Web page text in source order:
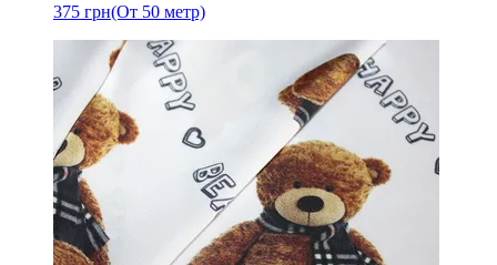
375 грн(От 50 метр)